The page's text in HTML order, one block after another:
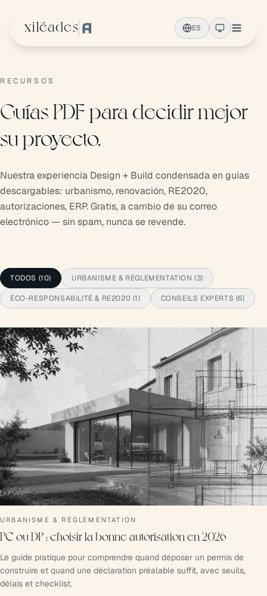
xiléades
ES
RECURSOS
Guías PDF para decidir mejor
su proyecto.
Nuestra experiencia Design + Build condensada en guías
descargables: urbanismo, renovación, RE2020,
autorizaciones, ERP. Gratis, a cambio de su correo
electrónico — sin spam, nunca se revende.
TODOS (10) URBANISME & RÉGLEMENTATION (3)
ÉCO-RESPONSABILITÉ & RE2020 (1) CONSEILS EXPERTS (6)
URBANISME & RÉGLEMENTATION
PC ou DP : choisir la bonne autorisation en 2026
Le guide pratique pour comprendre quand déposer un permis de
construire et quand une déclaration préalable suffit, avec seuils,
délais et checklist.